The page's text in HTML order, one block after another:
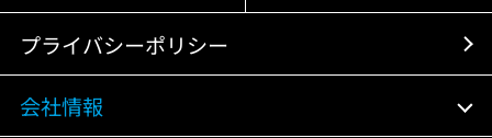
プライバシーポリシー
会社情報